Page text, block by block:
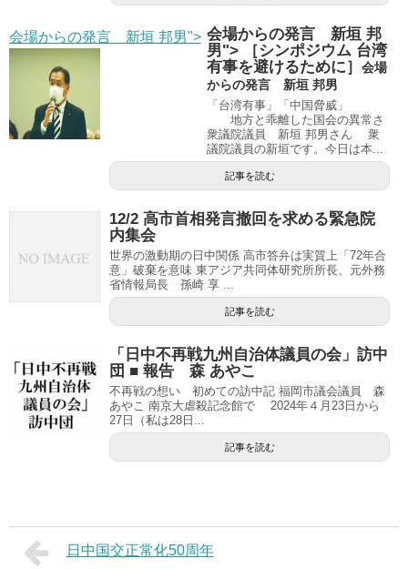
会場からの発言 新垣 邦男"> 会場からの発言 新垣 邦
男"> ［シンポジウム 台湾
有事を避けるために］
会場
からの発言 新垣 邦男
「台湾有事」「中国脅威」
地方と乖離した国会の異常さ
衆議院議員 新垣 邦男さん 衆
議院議員の新垣です。今日は本...
記事を読む
12/2 高市首相発言撤回を求める緊急院
内集会
世界の激動期の日中関係 高市答弁は実質上「72年合
意」破棄を意味 東アジア共同体研究所所長、元外務
省情報局長 孫崎 享 ...
記事を読む
「日中不再戦九州自治体議員の会」訪中
団 ■ 報告 森 あやこ
不再戦の想い 初めての訪中記 福岡市議会議員 森
あやこ 南京大虐殺記念館で 2024年４月23日から
27日（私は28日...
記事を読む
日中国交正常化50周年